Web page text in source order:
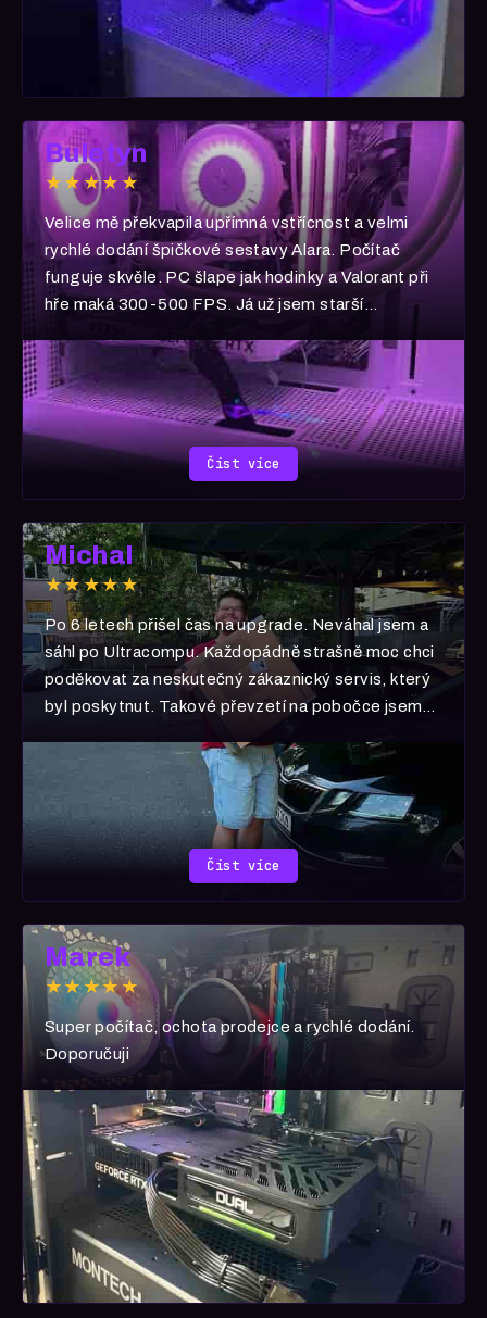
Buletyn
★★★★★
Velice mě překvapila upřímná vstřícnost a velmi
rychlé dodání špičkové sestavy Alara. Počítač
funguje skvěle. PC šlape jak hodinky a Valorant při
hře maká 300-500 FPS. Já už jsem starší
vše daří! A všem vřele ULTRACOMP doporučuji!
Číst více
Michal
★★★★★
Po 6 letech přišel čas na upgrade. Neváhal jsem a
sáhl po Ultracompu. Každopádně strašně moc chci
poděkovat za neskutečný zákaznický servis, který
byl poskytnut. Takové převzetí na pobočce jsem
Číst více
Marek
★★★★★
Super počítač, ochota prodejce a rychlé dodání.
Doporučuji